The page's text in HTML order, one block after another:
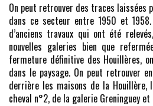
On peut retrouver des traces laissées
dans ce secteur entre 1950 et
d’anciens travaux qui ont été
nouvelles galeries bien que
fermeture définitive des Houillères,
dans le paysage. On peut retrouver
derrière les maisons de la
cheval n°2, de la galerie Greninguey